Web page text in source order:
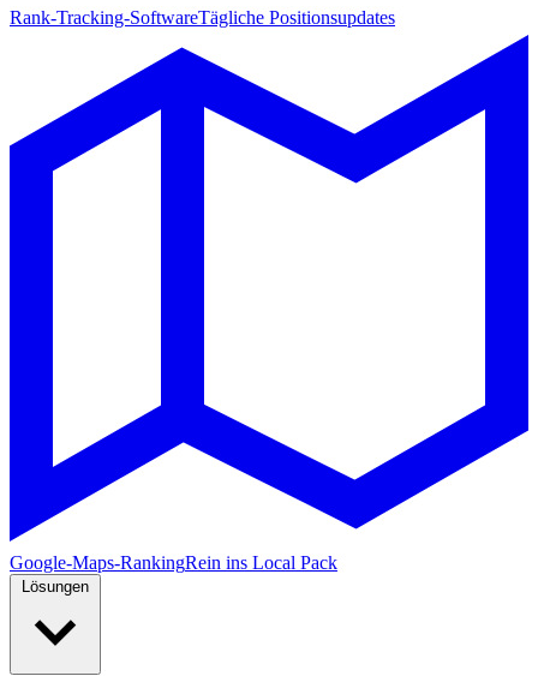
Rank-Tracking-SoftwareTägliche Positionsupdates
Google-Maps-RankingRein ins Local Pack